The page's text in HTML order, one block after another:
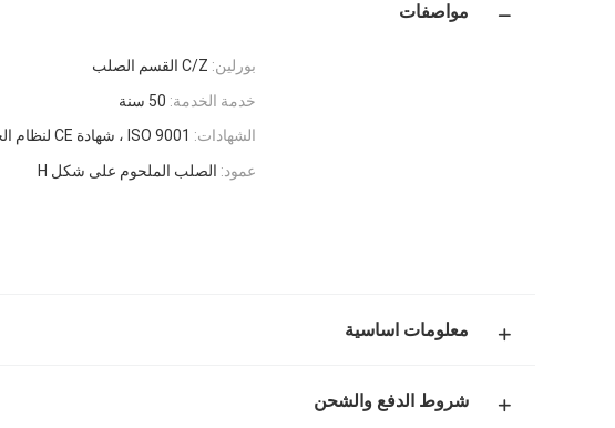
مواصفات
بورلين: C/Z القسم الصلب
خدمة الخدمة: 50 سنة
الشهادات: ISO 9001 ، شهادة CE لنظام الجودة
عمود: الصلب الملحوم على شكل H
معلومات اساسية
شروط الدفع والشحن